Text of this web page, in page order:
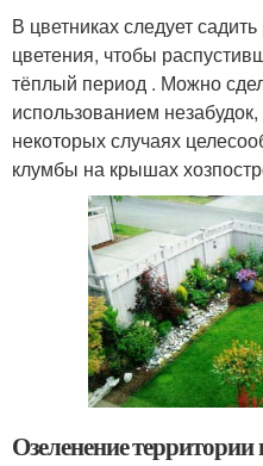
В цветниках следует
цветения, чтобы
тёплый период . Можно
использованием
некоторых случаях
клумбы на крышах
Озеленение